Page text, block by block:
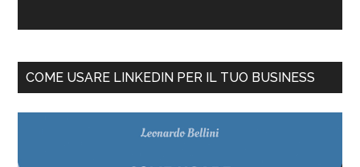
COME USARE LINKEDIN PER IL TUO BUSINESS